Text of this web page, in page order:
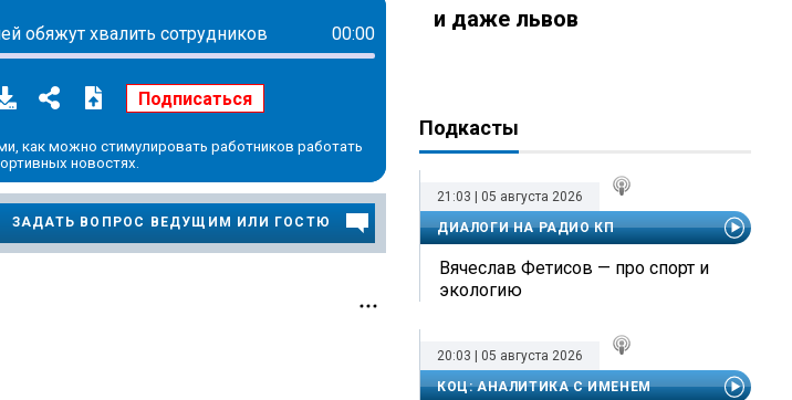
обяжут хвалить сотрудников 00:00
как можно стимулировать работников работать
новостях.
ЗАДАТЬ ВОПРОС ВЕДУЩИМ ИЛИ ГОСТЮ
и даже львов
Подкасты
21:03 | 05 августа 2026
ДИАЛОГИ НА РАДИО КП
Вячеслав Фетисов — про спорт и
экологию
20:03 | 05 августа 2026
КОЦ: АНАЛИТИКА С ИМЕНЕМ